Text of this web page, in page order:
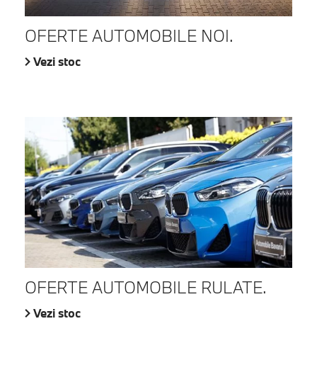
OFERTE AUTOMOBILE NOI.
Vezi stoc
OFERTE AUTOMOBILE RULATE.
Vezi stoc